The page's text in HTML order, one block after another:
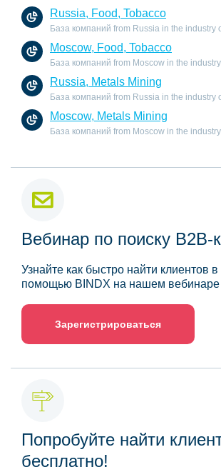
Russia, Food, Tobacco
База компаний from Russia in the industry
Moscow, Food, Tobacco
База компаний from Moscow in the
Russia, Metals Mining
База компаний from Russia in the industry
Moscow, Metals Mining
База компаний from Moscow in the
Вебинар по поиску B2B-
Узнайте как быстро найти клиентов
помощью BINDX на нашем вебинаре
Зарегистрироваться
Попробуйте найти
бесплатно!